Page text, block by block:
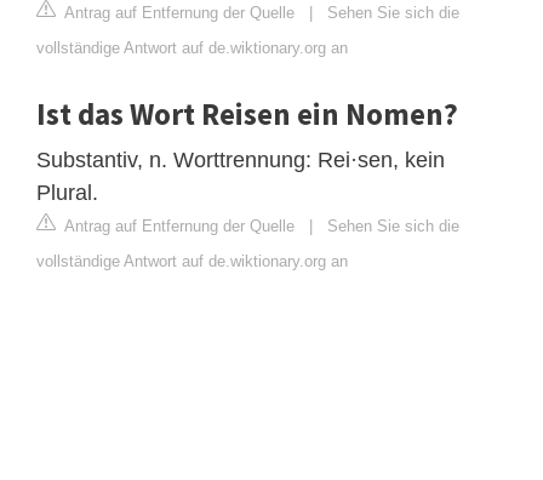
Antrag auf Entfernung der Quelle
Sehen Sie sich die
vollständige Antwort auf de.wiktionary.org an
Ist das Wort Reisen ein Nomen?
Substantiv, n. Worttrennung: Rei·sen, kein
Plural.
Antrag auf Entfernung der Quelle
Sehen Sie sich die
vollständige Antwort auf de.wiktionary.org an